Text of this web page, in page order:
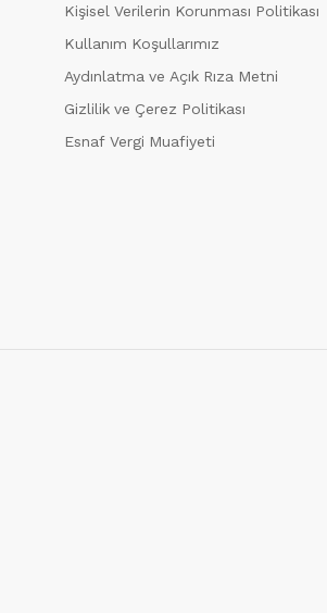
Kişisel Verilerin Korunması Politikası
Kullanım Koşullarımız
Aydınlatma ve Açık Rıza Metni
Gizlilik ve Çerez Politikası
Esnaf Vergi Muafiyeti